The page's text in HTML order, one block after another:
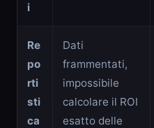
i
Re
po
rti
sti
ca
Dati
frammentati,
impossibile
calcolare il ROI
esatto delle